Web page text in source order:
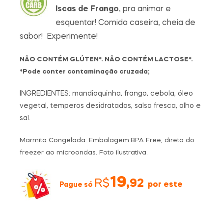
Iscas de Frango, pra animar e
esquentar! Comida caseira, cheia de
sabor! Experimente!
NÃO CONTÉM GLÚTEN*. NÃO CONTÉM LACTOSE*.
*Pode conter contaminação cruzada;
INGREDIENTES: mandioquinha, frango, cebola, óleo
vegetal, temperos desidratados, salsa fresca, alho e
sal.
Marmita Congelada. Embalagem BPA Free, direto do
freezer ao microondas. Foto ilustrativa.
Pague só R$19,92 por este